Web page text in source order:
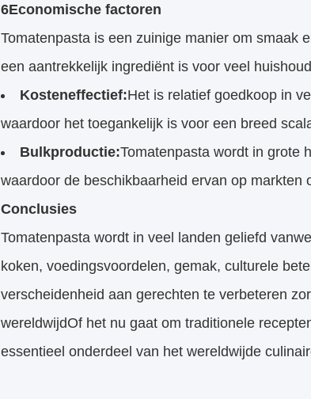
6Economische factoren
Tomatenpasta is een zuinige manier om smaak
een aantrekkelijk ingrediënt is voor veel
Kosteneffectief:Het is relatief goedkoop in
waardoor het toegankelijk is voor een breed
Bulkproductie:Tomatenpasta wordt in grote
waardoor de beschikbaarheid ervan op markten
Conclusies
Tomatenpasta wordt in veel landen geliefd
koken, voedingsvoordelen, gemak, culturele
verscheidenheid aan gerechten te verbeteren
wereldwijdOf het nu gaat om traditionele
essentieel onderdeel van het wereldwijde